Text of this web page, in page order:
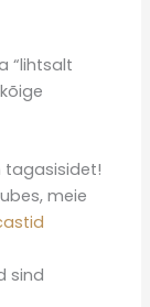
“lihtsalt
tagasisidet!
meie
sind